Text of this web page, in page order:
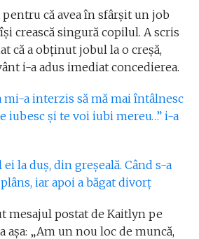
pentru că avea în sfârșit un job
crească singură copilul. A scris
că a obținut jobul la o creșă,
i-a adus imediat concedierea.
mi-a interzis să mă mai întâlnesc
iubesc și te voi iubi mereu…” i-a
la duș, din greșeală. Când s-a
iar apoi a băgat divorț
mesajul postat de Kaitlyn pe
așa: „Am un nou loc de muncă,